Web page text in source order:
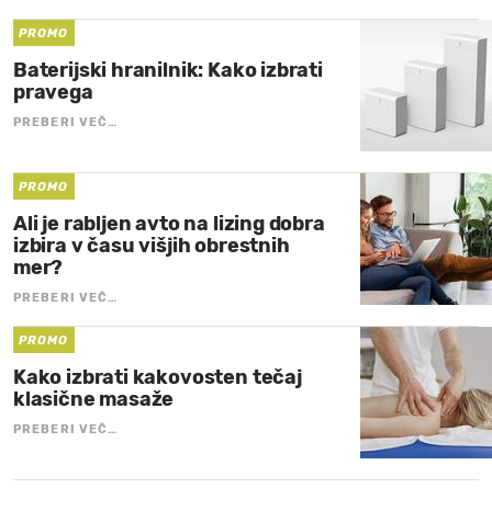
PROMO
Baterijski hranilnik: Kako izbrati
pravega
PREBERI VEČ…
PROMO
Ali je rabljen avto na lizing dobra
izbira v času višjih obrestnih
mer?
PREBERI VEČ…
PROMO
Kako izbrati kakovosten tečaj
klasične masaže
PREBERI VEČ…